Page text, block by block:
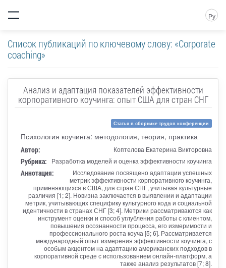
Ру
Список публикаций по ключевому слову: «Corporate
coaching»
Анализ и адаптация показателей эффективности
корпоративного коучинга: опыт США для стран СНГ
Статья в сборнике трудов конференции
Психология коучинга: методология, теория, практика
Автор: Коптелова Екатерина Викторовна
Рубрика: Разработка моделей и оценка эффективности коучинга
Аннотация:
Исследование посвящено адаптации успешных
метрик эффективности корпоративного коучинга,
применяющихся в США, для стран СНГ, учитывая культурные
различия [1; 2]. Новизна заключается в выявлении и адаптации
метрик, учитывающих специфику культурного кода и социальной
идентичности в странах СНГ [3; 4]. Метрики рассматриваются как
инструмент оценки и способ углубления работы с клиентом,
повышения осознанности процесса, его измеримости и
профессионального роста коуча [5; 6]. Рассматривается
международный опыт измерения эффективности коучинга, с
особым акцентом на адаптацию американских подходов в
корпоративной среде с использованием онлайн-платформ, а
также анализ результатов [7; 8].